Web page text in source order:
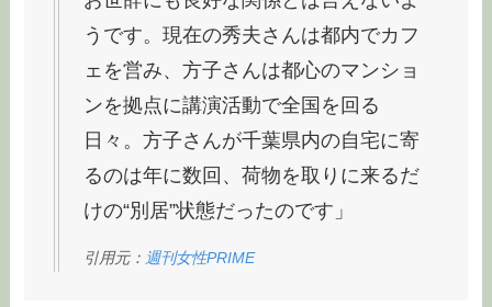
うです。現在の秀夫さんは都内でカフ
ェを営み、方子さんは都心のマンショ
ンを拠点に講演活動で全国を回る
日々。方子さんが千葉県内の自宅に寄
るのは年に数回、荷物を取りに来るだ
けの“別居”状態だったのです」
引用元： 週刊女性PRIME